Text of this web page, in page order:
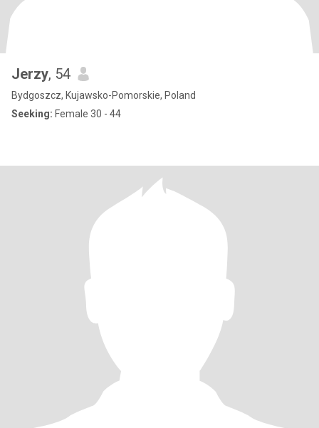
Jerzy, 54
Bydgoszcz, Kujawsko-Pomorskie, Poland
Seeking: Female 30 - 44